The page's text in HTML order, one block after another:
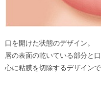
口を開けた状態のデザイン。
唇の表面の乾いている部分と
心に粘膜を切除するデザインで